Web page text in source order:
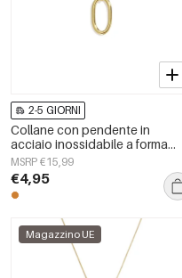
2-5 GIORNI
Collane con pendente in
acciaio inossidabile a forma
ellittica, semplici, della serie
Simple Daily, gioielli da donna.
MSRP €15,99
€4,95
Magazzino UE